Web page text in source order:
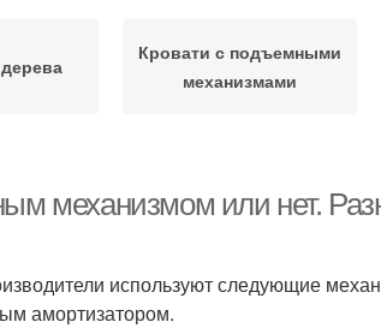
Кровати с подъемными
механизмами
механизмом или нет.
используют следующие
амортизатором.